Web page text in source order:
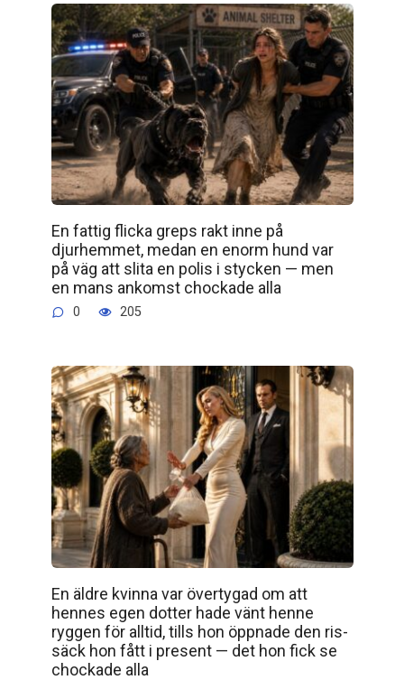
En fattig flicka greps rakt inne på
djurhemmet, medan en enorm hund var
på väg att slita en polis i stycken — men
en mans ankomst chockade alla
0 205
En äldre kvinna var övertygad om att
hennes egen dotter hade vänt henne
ryggen för alltid, tills hon öppnade den ris­
säck hon fått i present — det hon fick se
chockade alla